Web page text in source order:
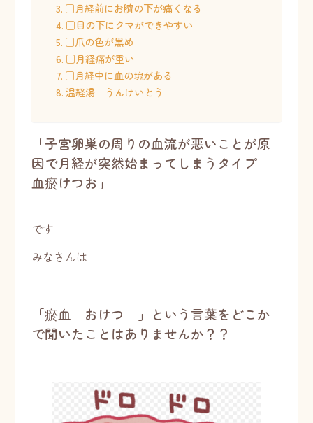
□月経前にお臍の下が痛くなる
□目の下にクマができやすい
□爪の色が黒め
□月経痛が重い
□月経中に血の塊がある
温経湯 うんけいとう
「子宮卵巣の周りの血流が悪いことが原
因で月経が突然始まってしまうタイプ
血瘀けつお」
です
みなさんは
「瘀血 おけつ 」という言葉をどこか
で聞いたことはありませんか？？